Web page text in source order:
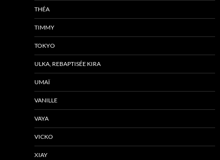
THÉA
TIMMY
TOKYO
ULKA, REBAPTISÉE KIRA
UMAÏ
VANILLE
VAYA
VICKO
XIAY